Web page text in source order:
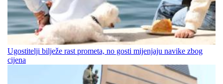
Ugostitelji bilježe rast prometa, no gosti mijenjaju navike zbog
cijena